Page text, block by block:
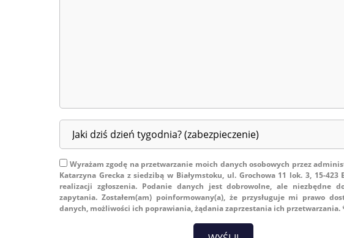
Wyrażam zgodę na przetwarzanie moich danych osobowych przez
Katarzyna Grecka z siedzibą w Białymstoku, ul. Grochowa 11 lok. 3, 15-423
realizacji zgłoszenia. Podanie danych jest dobrowolne, ale niezbędne
zapytania. Zostałem(am) poinformowany(a), że przysługuje mi prawo
danych, możliwości ich poprawiania, żądania zaprzestania ich przetwarzania.